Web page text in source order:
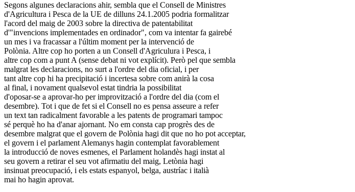
Segons algunes declaracions ahir, sembla que el Consell de Ministres
d'Agricultura i Pesca de la UE de dilluns 24.1.2005 podria formalitzar
l'acord del maig de 2003 sobre la directiva de patentabilitat
d'"invencions implementades en ordinador", com va intentar fa gairebé
un mes i va fracassar a l'últim moment per la intervenció de
Polònia. Altre cop ho porten a un Consell d'Agriculura i Pesca, i
altre cop com a punt A (sense debat ni vot explícit). Però pel que sembla
malgrat les declaracions, no surt a l'ordre del dia oficial, i per
tant altre cop hi ha precipitació i incertesa sobre com anirà la cosa
al final, i novament qualsevol estat tindria la possibilitat
d'oposar-se a aprovar-ho per improvització a l'ordre del dia (com el
desembre). Tot i que de fet si el Consell no es pensa asseure a refer
un text tan radicalment favorable a les patents de programari tampoc
sé perquè ho ha d'anar ajornant. No em consta cap progrès des de
desembre malgrat que el govern de Polònia hagi dit que no ho pot acceptar,
el govern i el parlament Alemanys hagin contemplat favorablement
la introducció de noves esmenes, el Parlament holandès hagi instat al
seu govern a retirar el seu vot afirmatiu del maig, Letònia hagi
insinuat preocupació, i els estats espanyol, belga, austríac i italià
mai ho hagin aprovat.